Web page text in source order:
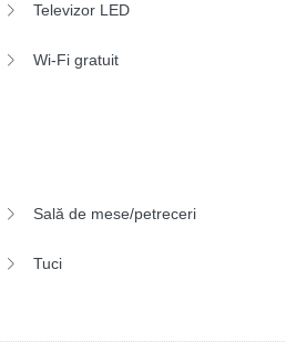
Televizor LED
Wi-Fi gratuit
Sală de mese/petreceri
Tuci